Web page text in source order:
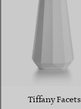
Tiffany Facets